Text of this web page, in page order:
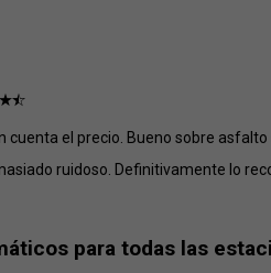
el precio. Bueno sobre asfalto
ruidoso. Definitivamente lo
para todas las